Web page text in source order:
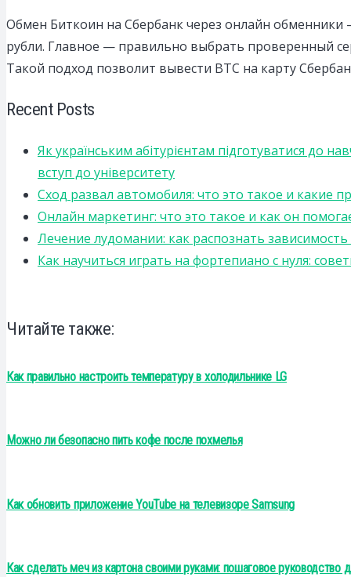
Обмен Биткоин на Сбербанк через онлайн
рубли. Главное — правильно выбрать проверенный
Такой подход позволит вывести BTC на карту
Recent Posts
Як українським абітурієнтам підготуватися до
вступ до університету
Сход развал автомобиля: что это такое и какие
Онлайн маркетинг: что это такое и как он
Лечение лудомании: как распознать
Как научиться играть на фортепиано с нуля:
Читайте также:
Как правильно настроить температуру в холодильнике LG
Можно ли безопасно пить кофе после похмелья
Как обновить приложение YouTube на телевизоре Samsung
Как сделать меч из картона своими руками: пошаговое руководство